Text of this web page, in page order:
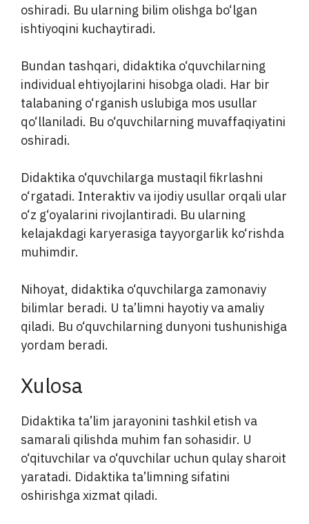
oshiradi. Bu ularning bilim olishga bo‘lgan
ishtiyoqini kuchaytiradi.
Bundan tashqari, didaktika o‘quvchilarning
individual ehtiyojlarini hisobga oladi. Har bir
talabaning o‘rganish uslubiga mos usullar
qo‘llaniladi. Bu o‘quvchilarning muvaffaqiyatini
oshiradi.
Didaktika o‘quvchilarga mustaqil fikrlashni
o‘rgatadi. Interaktiv va ijodiy usullar orqali ular
o‘z g‘oyalarini rivojlantiradi. Bu ularning
kelajakdagi karyerasiga tayyorgarlik ko‘rishda
muhimdir.
Nihoyat, didaktika o‘quvchilarga zamonaviy
bilimlar beradi. U ta’limni hayotiy va amaliy
qiladi. Bu o‘quvchilarning dunyoni tushunishiga
yordam beradi.
Xulosa
Didaktika ta’lim jarayonini tashkil etish va
samarali qilishda muhim fan sohasidir. U
o‘qituvchilar va o‘quvchilar uchun qulay sharoit
yaratadi. Didaktika ta’limning sifatini
oshirishga xizmat qiladi.